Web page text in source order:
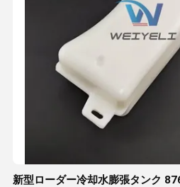
新型ローダー冷却水膨張タンク